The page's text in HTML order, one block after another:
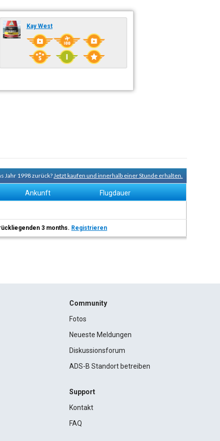
Kay West
Jahr 1998 zurück?Jetzt kaufen und innerhalb einer Stunde erhalten.
Ankunft Flugdauer
3 months. Registrieren
Community
Fotos
Neueste Meldungen
Diskussionsforum
ADS-B Standort betreiben
Support
Kontakt
FAQ